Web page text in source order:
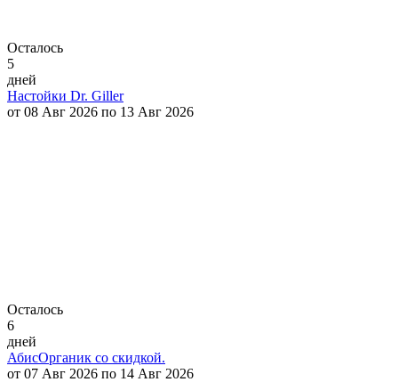
Осталось
5
дней
Настойки Dr. Giller
от 08 Авг 2026 по 13 Авг 2026
Осталось
6
дней
АбисОрганик со скидкой.
от 07 Авг 2026 по 14 Авг 2026